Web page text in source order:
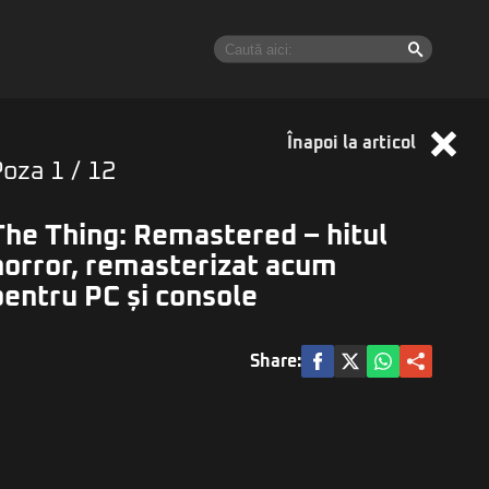
Înapoi la articol
1 / 12
Thing: Remastered – hitul
remasterizat acum
PC și console
Share: